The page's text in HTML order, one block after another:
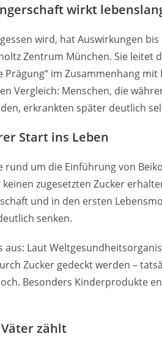
wirkt
wird, hat Auswirkungen
Zentrum München. Sie leitet
im Zusammenhang
Vergleich: Menschen, die
erkrankten später deutlich
Start ins Leben
rund um die Einführung von
zugesetzten Zucker
und in den ersten
senken.
aus: Laut
Zucker gedeckt werden –
Besonders Kinderprodukte
zählt